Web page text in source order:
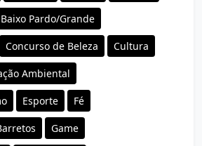
Pardo/Grande
Concurso de Beleza Cultura
Ambiental
Esporte Fé
Game